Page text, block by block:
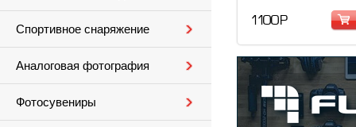
Спортивное снаряжение
Аналоговая фотография
Фотосувениры
1 100 Р